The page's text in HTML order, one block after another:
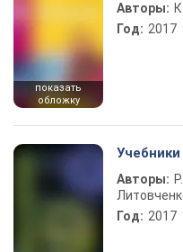
показать
обложку
Авторы:
Год: 2017
Авторы:
Год: 2017